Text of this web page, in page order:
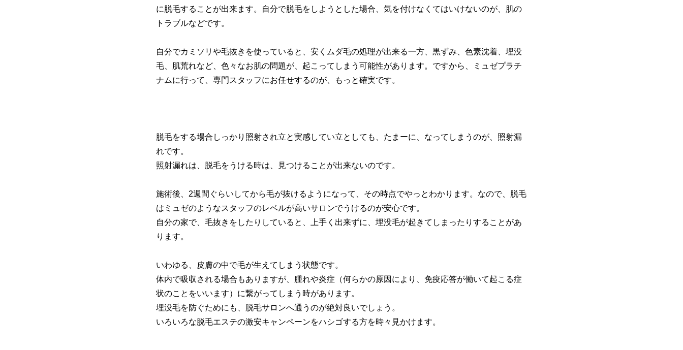
に脱毛することが出来ます。自分で脱毛をしようとした場合、気を付けなくてはいけないのが、肌の
トラブルなどです。
自分でカミソリや毛抜きを使っていると、安くムダ毛の処理が出来る一方、黒ずみ、色素沈着、埋没
毛、肌荒れなど、色々なお肌の問題が、起こってしまう可能性があります。ですから、ミュゼプラチ
ナムに行って、専門スタッフにお任せするのが、もっと確実です。
脱毛をする場合しっかり照射され立と実感してい立としても、たまーに、なってしまうのが、照射漏
れです。
照射漏れは、脱毛をうける時は、見つけることが出来ないのです。
施術後、2週間ぐらいしてから毛が抜けるようになって、その時点でやっとわかります。なので、脱毛
はミュゼのようなスタッフのレベルが高いサロンでうけるのが安心です。
自分の家で、毛抜きをしたりしていると、上手く出来ずに、埋没毛が起きてしまったりすることがあ
ります。
いわゆる、皮膚の中で毛が生えてしまう状態です。
体内で吸収される場合もありますが、腫れや炎症（何らかの原因により、免疫応答が働いて起こる症
状のことをいいます）に繋がってしまう時があります。
埋没毛を防ぐためにも、脱毛サロンへ通うのが絶対良いでしょう。
いろいろな脱毛エステの激安キャンペーンをハシゴする方を時々見かけます。